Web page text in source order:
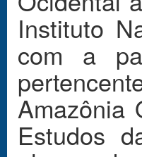
Instituto
com a
Amazônia
Estudos